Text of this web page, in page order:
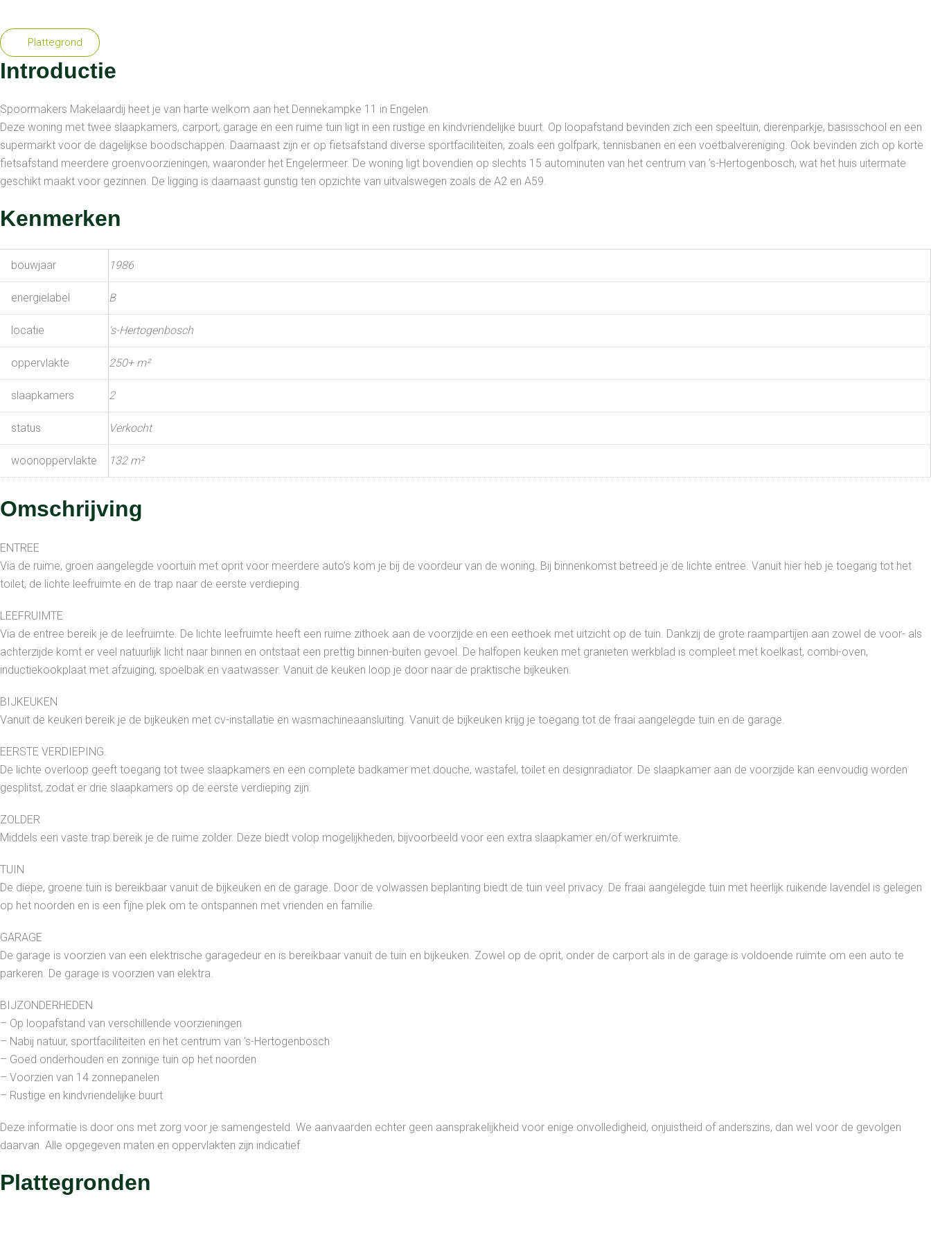
Plattegrond
Introductie
Spoormakers Makelaardij heet je van harte welkom aan het Dennekampke 11 in Engelen.
Deze woning met twee slaapkamers, carport, garage en een ruime tuin ligt in een rustige en kindvriendelijke buurt. Op loopafstand bevinden zich een speeltuin, dierenparkje, basisschool en een
supermarkt voor de dagelijkse boodschappen. Daarnaast zijn er op fietsafstand diverse sportfaciliteiten, zoals een golfpark, tennisbanen en een voetbalvereniging. Ook bevinden zich op korte
fietsafstand meerdere groenvoorzieningen, waaronder het Engelermeer. De woning ligt bovendien op slechts 15 autominuten van het centrum van ’s-Hertogenbosch, wat het huis uitermate
geschikt maakt voor gezinnen. De ligging is daarnaast gunstig ten opzichte van uitvalswegen zoals de A2 en A59.
Kenmerken
bouwjaar 1986
energielabel B
locatie 's-Hertogenbosch
oppervlakte 250+ m²
slaapkamers 2
status Verkocht
woonoppervlakte 132 m²
Omschrijving
ENTREE
Via de ruime, groen aangelegde voortuin met oprit voor meerdere auto’s kom je bij de voordeur van de woning. Bij binnenkomst betreed je de lichte entree. Vanuit hier heb je toegang tot het
toilet, de lichte leefruimte en de trap naar de eerste verdieping.
LEEFRUIMTE
Via de entree bereik je de leefruimte. De lichte leefruimte heeft een ruime zithoek aan de voorzijde en een eethoek met uitzicht op de tuin. Dankzij de grote raampartijen aan zowel de voor- als
achterzijde komt er veel natuurlijk licht naar binnen en ontstaat een prettig binnen-buiten gevoel. De halfopen keuken met granieten werkblad is compleet met koelkast, combi-oven,
inductiekookplaat met afzuiging, spoelbak en vaatwasser. Vanuit de keuken loop je door naar de praktische bijkeuken.
BIJKEUKEN
Vanuit de keuken bereik je de bijkeuken met cv-installatie en wasmachineaansluiting. Vanuit de bijkeuken krijg je toegang tot de fraai aangelegde tuin en de garage.
EERSTE VERDIEPING.
De lichte overloop geeft toegang tot twee slaapkamers en een complete badkamer met douche, wastafel, toilet en designradiator. De slaapkamer aan de voorzijde kan eenvoudig worden
gesplitst, zodat er drie slaapkamers op de eerste verdieping zijn.
ZOLDER
Middels een vaste trap bereik je de ruime zolder. Deze biedt volop mogelijkheden, bijvoorbeeld voor een extra slaapkamer en/of werkruimte.
TUIN
De diepe, groene tuin is bereikbaar vanuit de bijkeuken en de garage. Door de volwassen beplanting biedt de tuin veel privacy. De fraai aangelegde tuin met heerlijk ruikende lavendel is gelegen
op het noorden en is een fijne plek om te ontspannen met vrienden en familie.
GARAGE
De garage is voorzien van een elektrische garagedeur en is bereikbaar vanuit de tuin en bijkeuken. Zowel op de oprit, onder de carport als in de garage is voldoende ruimte om een auto te
parkeren. De garage is voorzien van elektra.
BIJZONDERHEDEN
– Op loopafstand van verschillende voorzieningen
– Nabij natuur, sportfaciliteiten en het centrum van ‘s-Hertogenbosch
– Goed onderhouden en zonnige tuin op het noorden
– Voorzien van 14 zonnepanelen
– Rustige en kindvriendelijke buurt
Deze informatie is door ons met zorg voor je samengesteld. We aanvaarden echter geen aansprakelijkheid voor enige onvolledigheid, onjuistheid of anderszins, dan wel voor de gevolgen
daarvan. Alle opgegeven maten en oppervlakten zijn indicatief.
Plattegronden